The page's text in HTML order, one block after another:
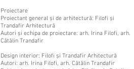
Proiectare
Proiectant general și de arhitectură: Filofi și
Trandafir Arhitectură
Autori și echipa de proiectare: arh. Irina Filofi, arh.
Cătălin Trandafir
Design interior: Filofi și Trandafir Arhitectură
Autori: arh. Irina Filofi, arh. Cătălin Trandafir